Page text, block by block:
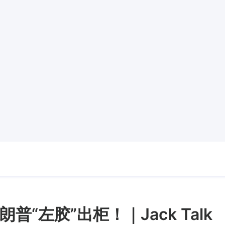
普“左胶”出柜！｜Jack Talk